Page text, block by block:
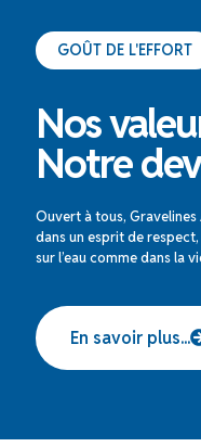
GOÛT DE L'EFFORT
Nos
Notre
Ouvert à tous,
dans un esprit de
sur l’eau comme dans la
En savoir plus...